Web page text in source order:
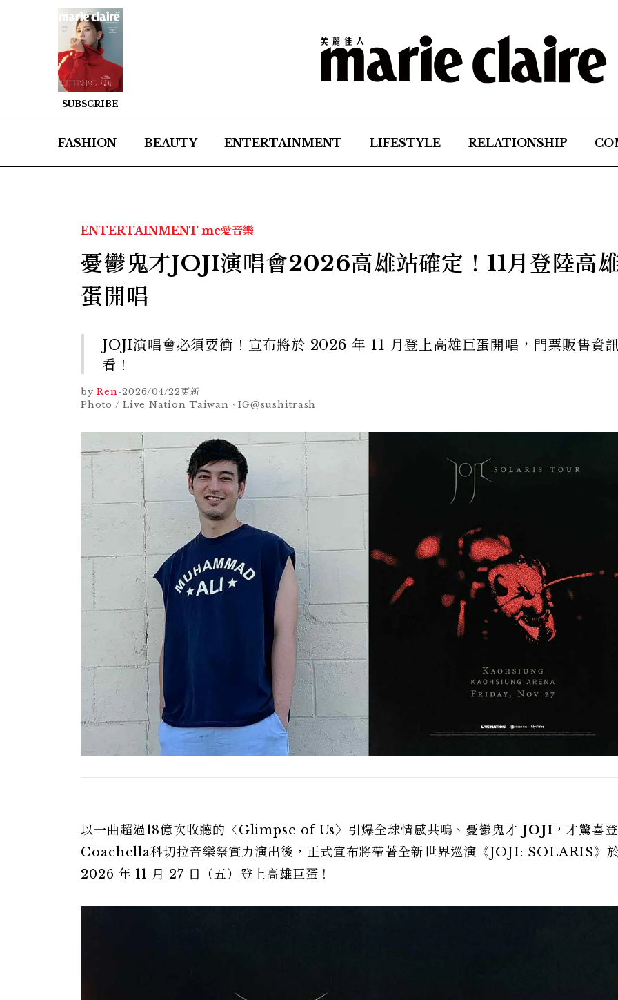
SUBSCRIBE
FASHION BEAUTY ENTERTAINMENT LIFESTYLE RELATIONSHIP
ENTERTAINMENT mc愛音樂
憂鬱鬼才JOJI演唱會2026高雄站確定！11月登陸高
蛋開唱
JOJI演唱會必須要衝！宣布將於 2026 年 11 月登上高雄巨蛋開唱，門票販售資
看！
by Ren-2026/04/22更新
Photo / Live Nation Taiwan、IG@sushitrash
以一曲超過18億次收聽的〈Glimpse of Us〉引爆全球情感共鳴、憂鬱鬼才 JOJI ，才驚喜
Coachella科切拉音樂祭實力演出後，正式宣布將帶著全新世界巡演《JOJI: SOLARIS》
2026 年 11 月 27 日（五）登上高雄巨蛋！